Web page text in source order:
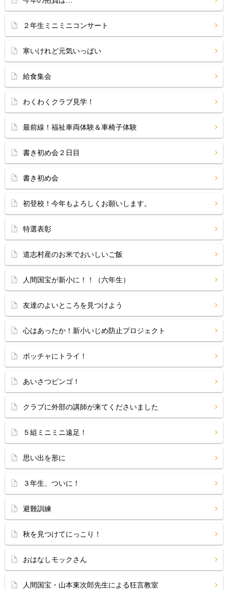
２年生ミニミニコンサート
寒いけれど元気いっぱい
給食集会
わくわくクラブ見学！
最前線！福祉車両体験＆車椅子体験
書き初め会２日目
書き初め会
初登校！今年もよろしくお願いします。
特選表彰
道志村産のお米でおいしいご飯
人間国宝が新小に！！（六年生）
友達のよいところを見つけよう
心はあったか！新小いじめ防止プロジェクト
ボッチャにトライ！
あいさつビンゴ！
クラブに外部の講師が来てくださいました
５組ミニミニ遠足！
思い出を形に
３年生、ついに！
避難訓練
秋を見つけてにっこり！
おはなしモックさん
人間国宝・山本東次郎先生による狂言教室